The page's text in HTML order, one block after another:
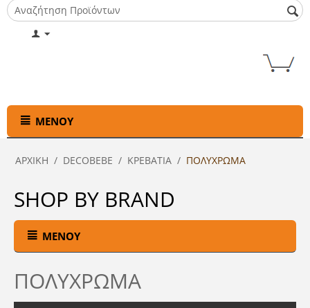
ΜΕΝΟΎ
ΑΡΧΙΚΉ / DECOBEBE / ΚΡΕΒΑΤΙΑ / ΠΟΛΥΧΡΩΜΑ
SHOP BY BRAND
ΜΕΝΟΎ
ΠΟΛΥΧΡΩΜΑ